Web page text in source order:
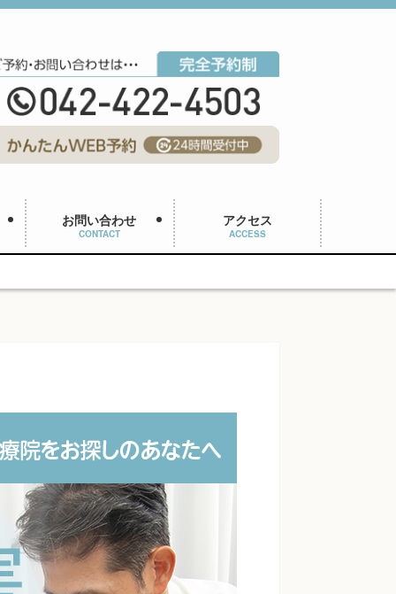
お問い合わせ
CONTACT
アクセス
ACCESS